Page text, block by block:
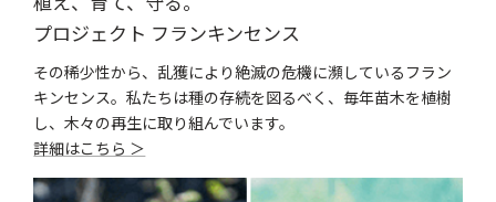
プロジェクト フランキンセンス
その稀少性から、乱獲により絶滅の危機に瀕しているフラン
キンセンス。私たちは種の存続を図るべく、毎年苗木を植樹
し、木々の再生に取り組んでいます。
詳細はこちら ＞